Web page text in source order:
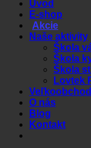
Úvod
E-shop
Akcie
Naše aktivity
Škola
Škola
Škola
Lovtek
Veľkoobchod
O nás
Blog
Kontakt